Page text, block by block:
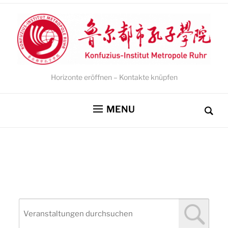
Horizonte eröffnen – Kontakte knüpfen
MENU